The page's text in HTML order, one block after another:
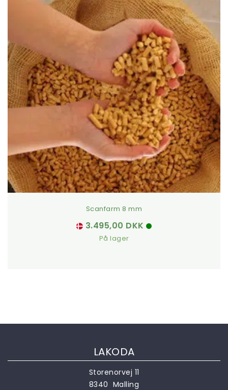
Scanfarm 8 mm
3.495,00 DKK
På lager
LAKODA
Storenorvej 11
8340 Malling